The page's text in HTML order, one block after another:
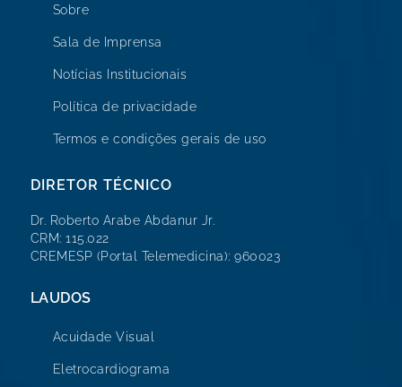
Sobre
Sala de Imprensa
Notícias Institucionais
Política de privacidade
Termos e condições gerais de uso
DIRETOR TÉCNICO
Dr. Roberto Arabe Abdanur Jr.
CRM: 115.022
CREMESP (Portal Telemedicina): 960023
LAUDOS
Acuidade Visual
Eletrocardiograma